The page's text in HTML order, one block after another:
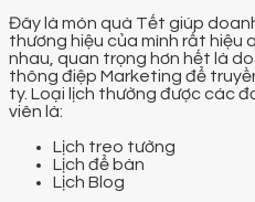
Đây là món quà Tết giúp
thương hiệu của mình rất hiệu
nhau, quan trọng hơn hết là
thông điệp Marketing để
ty. Loại lịch thường được các
viên là:
Lịch treo tường
Lịch để bàn
Lịch Blog